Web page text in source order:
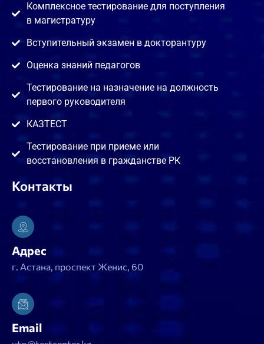
Комплексное тестирование для поступления
в магистратуру
Вступительный экзамен в докторантуру
Оценка знаний педагогов
Тестирование на назначение на должность
первого руководителя
КАЗТЕСТ
Тестирование при приеме или
восстановления в гражданстве РК
Контакты
Адрес
г. Астана, проспект Женис, 60
Email